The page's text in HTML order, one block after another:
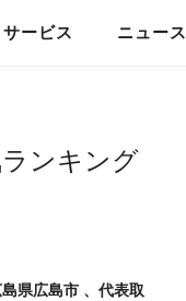
サービス ニュース
メディア掲載
ンキング
県広島市 、代表取